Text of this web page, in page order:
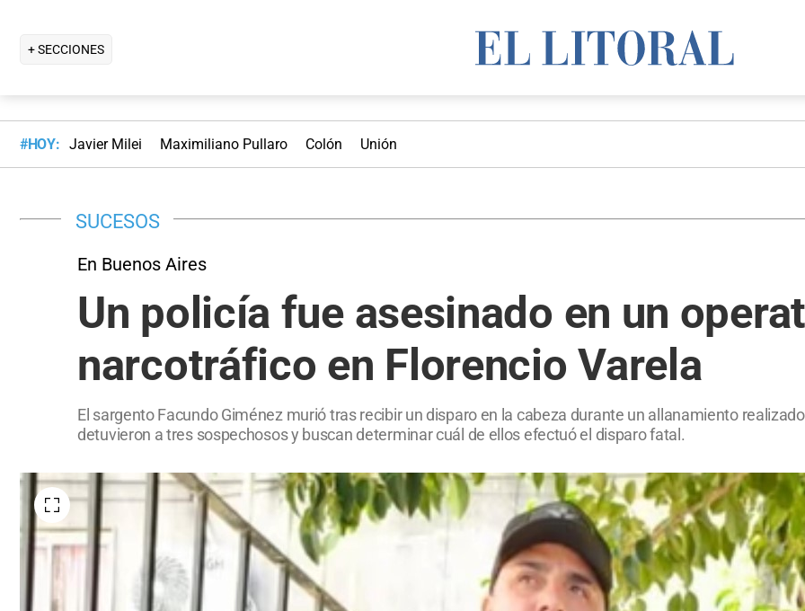
+ SECCIONES
#HOY: Javier Milei Maximiliano Pullaro Colón Unión
SUCESOS
En Buenos Aires
Un policía fue asesinado en un
narcotráfico en Florencio Varela
El sargento Facundo Giménez murió tras recibir un disparo en la cabeza durante un allanamiento
detuvieron a tres sospechosos y buscan determinar cuál de ellos efectuó el disparo fatal.